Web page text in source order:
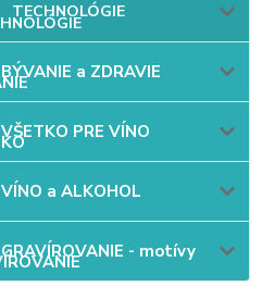
TECHNOLÓGIE
BÝVANIE a ZDRAVIE
VŠETKO PRE VÍNO
VÍNO a ALKOHOL
GRAVÍROVANIE - motívy